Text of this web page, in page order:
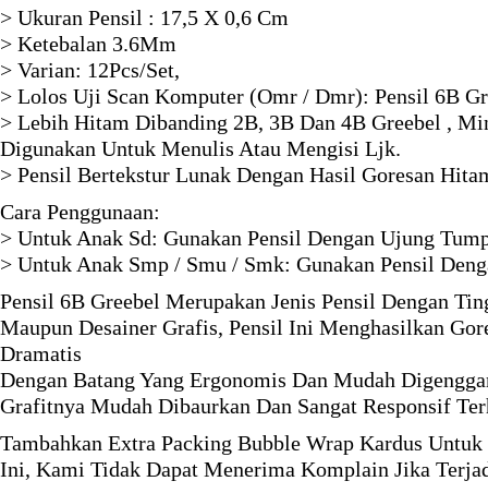
> Ukuran Pensil : 17,5 X 0,6 Cm
> Ketebalan 3.6Mm
> Varian: 12Pcs/Set,
> Lolos Uji Scan Komputer (Omr / Dmr): Pensil 6B
> Lebih Hitam Dibanding 2B, 3B Dan 4B Greebel ,
Digunakan Untuk Menulis Atau Mengisi Ljk.
> Pensil Bertekstur Lunak Dengan Hasil Goresan
Cara Penggunaan:
> Untuk Anak Sd: Gunakan Pensil Dengan Ujung
> Untuk Anak Smp / Smu / Smk: Gunakan Pensil
Pensil 6B Greebel Merupakan Jenis Pensil Dengan
Maupun Desainer Grafis, Pensil Ini Menghasilkan
Dramatis
Dengan Batang Yang Ergonomis Dan Mudah
Grafitnya Mudah Dibaurkan Dan Sangat Responsif
Tambahkan Extra Packing Bubble Wrap Kardus
Ini, Kami Tidak Dapat Menerima Komplain Jika